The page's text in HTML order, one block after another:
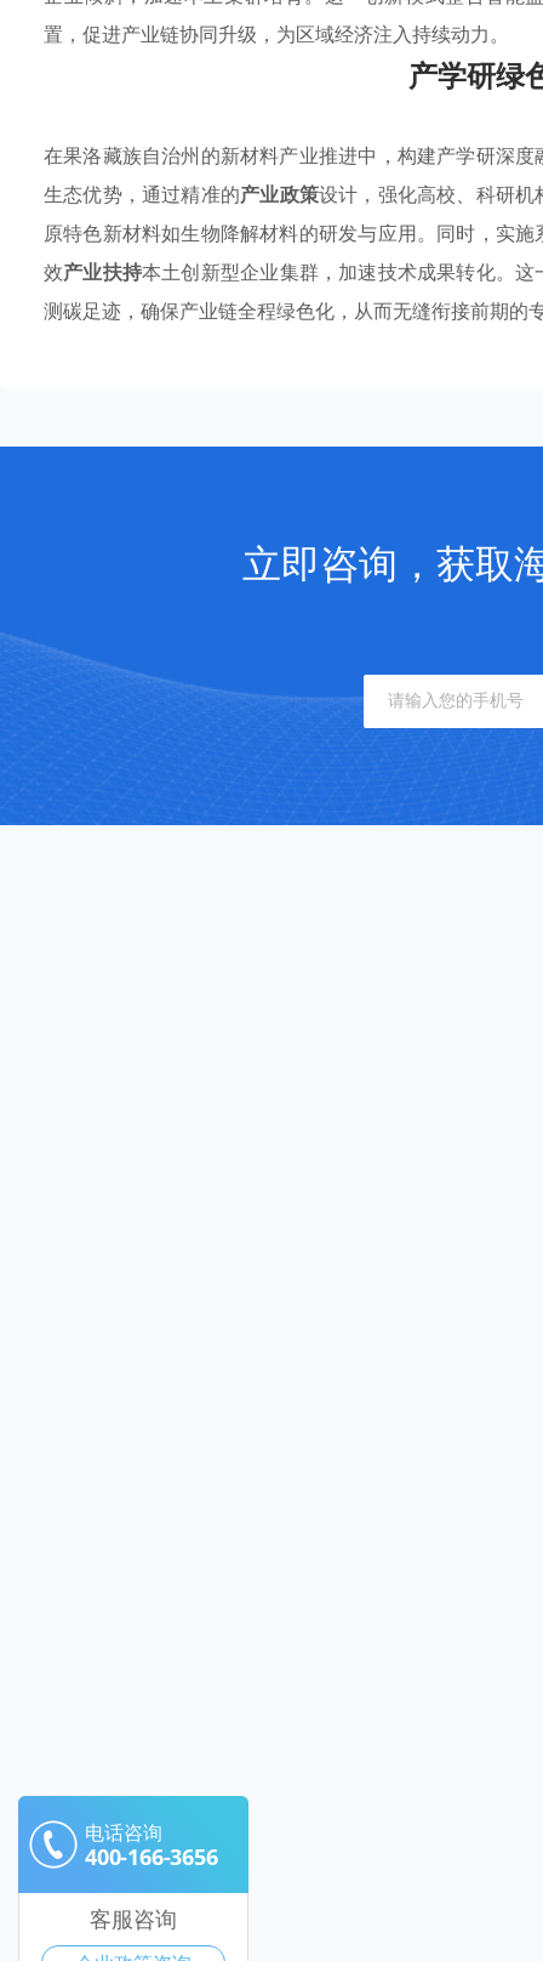
置，促进产业链协同升级，为区域经济注入持续动力。
产学研绿
在果洛藏族自治州的新材料产业推进中，构建产学研深
生态优势，通过精准的产业政策设计，强化高校、科研
原特色新材料如生物降解材料的研发与应用。同时，实施
效产业扶持本土创新型企业集群，加速技术成果转化。
测碳足迹，确保产业链全程绿色化，从而无缝衔接前期的
电话咨询
400-166-3656
客服咨询
立即咨询，获取